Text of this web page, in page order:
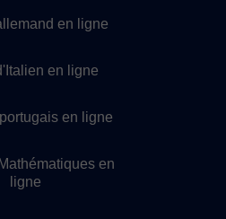
en ligne
en ligne
en ligne
en
ligne